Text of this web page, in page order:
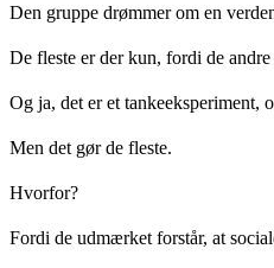
Den gruppe drømmer om en
De fleste er der kun, fordi de
Og ja, det er et tankeeksperiment,
Men det gør de fleste.
Hvorfor?
Fordi de udmærket forstår, at